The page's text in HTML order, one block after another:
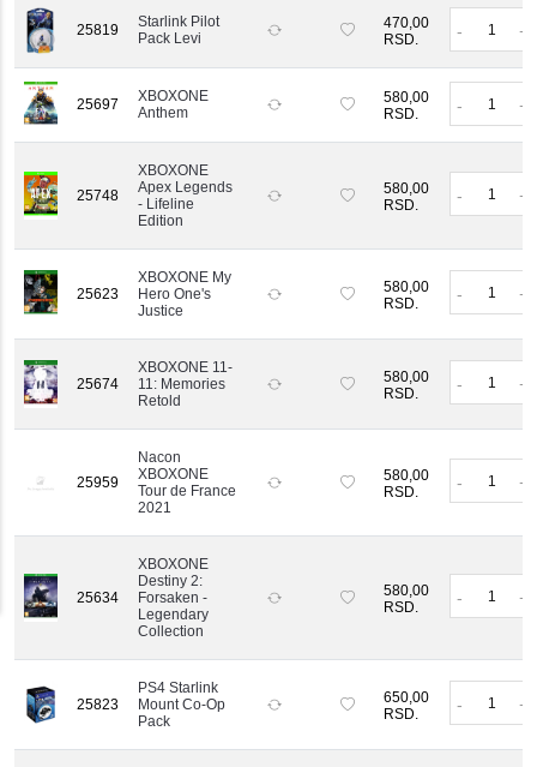
25819
Starlink Pilot
Pack Levi
470,00
RSD.
- +
25697
XBOXONE
Anthem
580,00
RSD.
- +
25748
XBOXONE
Apex Legends
- Lifeline
Edition
580,00
RSD.
- +
25623
XBOXONE My
Hero One's
Justice
580,00
RSD.
- +
25674
XBOXONE 11-
11: Memories
Retold
580,00
RSD.
- +
25959
Nacon
XBOXONE
Tour de France
2021
580,00
RSD.
- +
25634
XBOXONE
Destiny 2:
Forsaken -
Legendary
Collection
580,00
RSD.
- +
25823
PS4 Starlink
Mount Co-Op
Pack
650,00
RSD.
- +